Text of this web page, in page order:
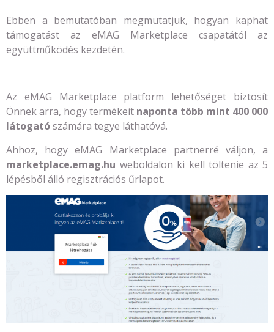
Ebben a bemutatóban megmutatjuk, hogyan kaphat
támogatást az eMAG Marketplace csapatától az
együttműködés kezdetén.
Az eMAG Marketplace platform lehetőséget biztosít
Önnek arra, hogy termékeit naponta több mint 400 000
látogatószámára tegye láthatóvá.
Ahhoz, hogy eMAG Marketplace partnerré váljon, a
marketplace.emag.hu weboldalon ki kell töltenie az 5
lépésből álló regisztrációs űrlapot.